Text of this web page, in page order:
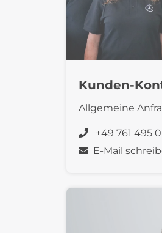
Kunden-
Allgemeine
+49 761 495 0
E-Mail